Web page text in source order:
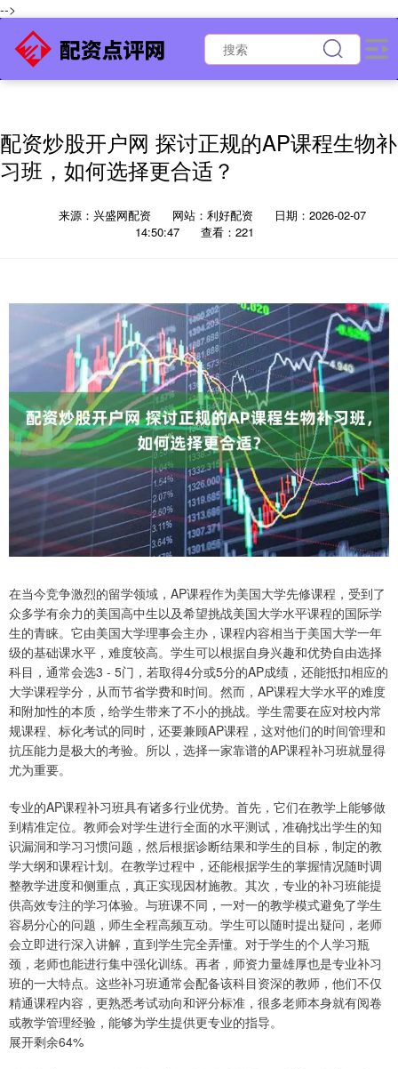
-->
配资炒股开户网 探讨正规的AP课程生物补
习班，如何选择更合适？
来源：兴盛网配资 网站：利好配资
日期：2026-02-07
14:50:47
查看：221
在当今竞争激烈的留学领域，AP课程作为美国大学先修课程，受到了
众多学有余力的美国高中生以及希望挑战美国大学水平课程的国际学
生的青睐。它由美国大学理事会主办，课程内容相当于美国大学一年
级的基础课水平，难度较高。学生可以根据自身兴趣和优势自由选择
科目，通常会选3 - 5门，若取得4分或5分的AP成绩，还能抵扣相应的
大学课程学分，从而节省学费和时间。然而，AP课程大学水平的难度
和附加性的本质，给学生带来了不小的挑战。学生需要在应对校内常
规课程、标化考试的同时，还要兼顾AP课程，这对他们的时间管理和
抗压能力是极大的考验。所以，选择一家靠谱的AP课程补习班就显得
尤为重要。
专业的AP课程补习班具有诸多行业优势。首先，它们在教学上能够做
到精准定位。教师会对学生进行全面的水平测试，准确找出学生的知
识漏洞和学习习惯问题，然后根据诊断结果和学生的目标，制定的教
学大纲和课程计划。在教学过程中，还能根据学生的掌握情况随时调
整教学进度和侧重点，真正实现因材施教。其次，专业的补习班能提
供高效专注的学习体验。与班课不同，一对一的教学模式避免了学生
容易分心的问题，师生全程高频互动。学生可以随时提出疑问，老师
会立即进行深入讲解，直到学生完全弄懂。对于学生的个人学习瓶
颈，老师也能进行集中强化训练。再者，师资力量雄厚也是专业补习
班的一大特点。这些补习班通常会配备该科目资深的教师，他们不仅
精通课程内容，更熟悉考试动向和评分标准，很多老师本身就有阅卷
或教学管理经验，能够为学生提供更专业的指导。
展开剩余64%